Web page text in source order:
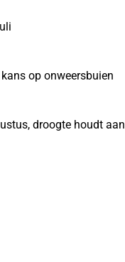
op onweersbuien
droogte houdt aan